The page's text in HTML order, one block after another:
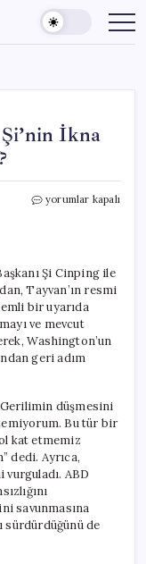
Şi’nin İkna
Trump’ın
Çabaları
Etkili
Mi
Oluyor?
için
yorumlar kapalı
Şi Cinping ile
Tayvan’ın resmi
bir uyarıda
ve mevcut
Washington’un
geri adım
düşmesini
Bu tür bir
kat etmemiz
dedi. Ayrıca,
ABD
savunmasına
sürdürdüğünü de